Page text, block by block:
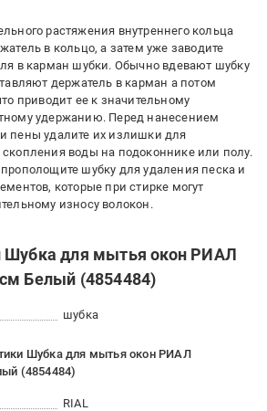
растяжения внутреннего кольца
в кольцо, а затем уже заводите
в карман шубки. Обычно вдевают шубку
держатель в карман а потом
приводит ее к значительному
удержанию. Перед нанесением
пены удалите их излишки для
воды на подоконнике или полу.
шубку для удаления песка и
которые при стирке могут
износу волокон.
Шубка для мытья окон РИАЛ
Белый (4854484)
шубка
Шубка для мытья окон РИАЛ
(4854484)
RIAL